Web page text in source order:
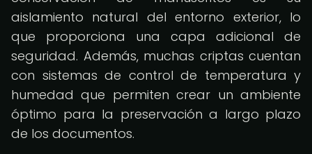
aislamiento natural del entorno exterior, lo
que proporciona una capa adicional de
seguridad. Además, muchas criptas cuentan
con sistemas de control de temperatura y
humedad que permiten crear un ambiente
óptimo para la preservación a largo plazo
de los documentos.